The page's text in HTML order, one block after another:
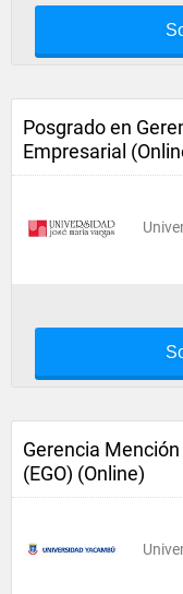
Posgrado en
Empresarial
Gerencia
(EGO) (Online)